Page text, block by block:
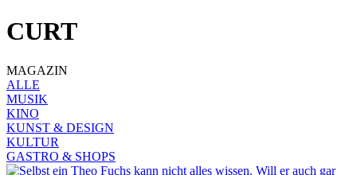
CURT
MAGAZIN
ALLE
MUSIK
KINO
KUNST & DESIGN
KULTUR
GASTRO & SHOPS